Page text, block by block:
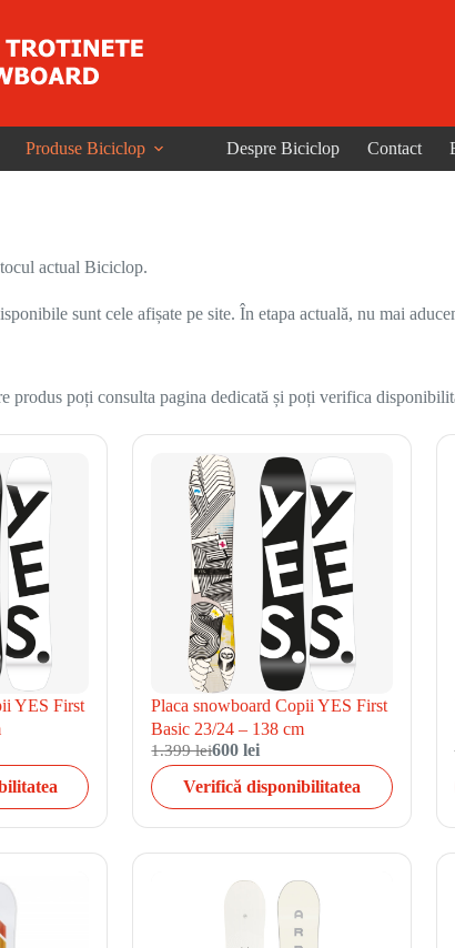
Produse Biciclop Despre Biciclop Contact
actual Biciclop.
sunt cele afișate pe site. În etapa actuală, nu mai
produs poți consulta pagina dedicată și poți verifica
YES First
Placa snowboard Copii YES First
Basic 23/24 – 138 cm
1.399 lei600 lei
Verifică disponibilitatea